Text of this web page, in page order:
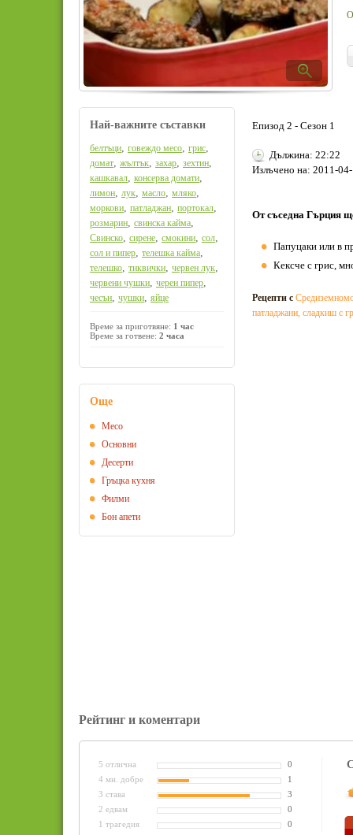
Епизод 2 - Сезон 1
Дължина: 22:22
Излъчено на: 2011-
От съседна Гърция
Папуцаки или в
Кексче с грис,
Рецепти с
патладжани, сладкиш с
Най-важните съставки
белтъци, говеждо месо, грис,
домат, жълтък, захар, зехтин,
кашкавал, консерва домати,
лимон, лук, масло, мляко,
моркови, патладжан, портокал,
розмарин, свинска кайма,
Свинско, сирене, смокини, сол,
сол и пипер, телешка кайма,
телешко, тиквички, червен лук,
червени чушки, черен пипер,
чесън, чушки, яйце
Време за приготвяне: 1 час
Време за готвене: 2 часа
Още
Месо
Основни
Десерти
Гръцка кухня
Филми
Бон апети
Рейтинг и коментари
5 отлична
0
4 мн. добре
1
3 става
3
2 едвам
0
1 трагедия
0